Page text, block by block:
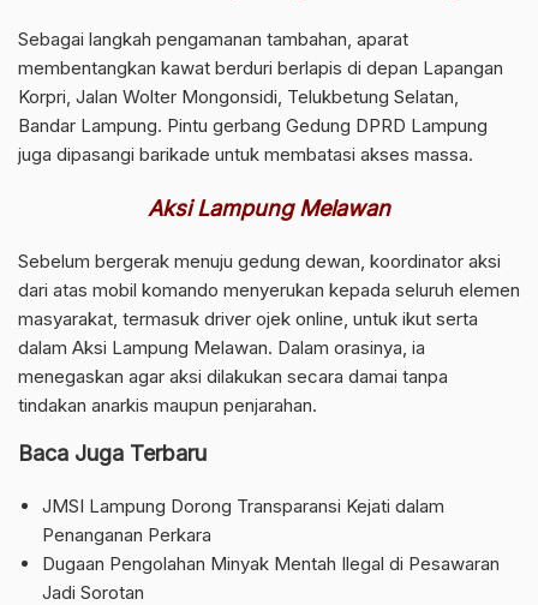
Sebagai langkah pengamanan tambahan, aparat
membentangkan kawat berduri berlapis di depan Lapangan
Korpri, Jalan Wolter Mongonsidi, Telukbetung Selatan,
Bandar Lampung. Pintu gerbang Gedung DPRD Lampung
juga dipasangi barikade untuk membatasi akses massa.
Aksi Lampung Melawan
Sebelum bergerak menuju gedung dewan, koordinator aksi
dari atas mobil komando menyerukan kepada seluruh elemen
masyarakat, termasuk driver ojek online, untuk ikut serta
dalam Aksi Lampung Melawan. Dalam orasinya, ia
menegaskan agar aksi dilakukan secara damai tanpa
tindakan anarkis maupun penjarahan.
Baca Juga Terbaru
JMSI Lampung Dorong Transparansi Kejati dalam
Penanganan Perkara
Dugaan Pengolahan Minyak Mentah Ilegal di Pesawaran
Jadi Sorotan